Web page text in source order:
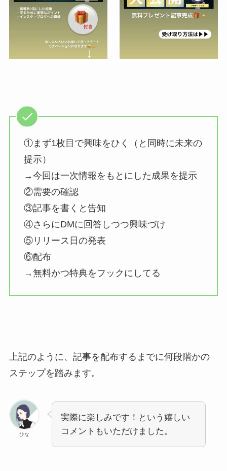
①まず1枚目で興味をひく（と同時に未来の
提示）
→今回は一次情報をもとにした成果を提示
②需要の確認
③記事を書くと告知
④さらにDMに回答しつつ興味づけ
⑤リリース日の発表
⑥配布
→無料かつ特典をフックにしてる
上記のように、記事を配布するまでに何段階かの
ステップを踏みます。
ひな
実際に楽しみです！という嬉しい
コメントもいただけました。